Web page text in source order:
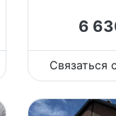
6
Связаться